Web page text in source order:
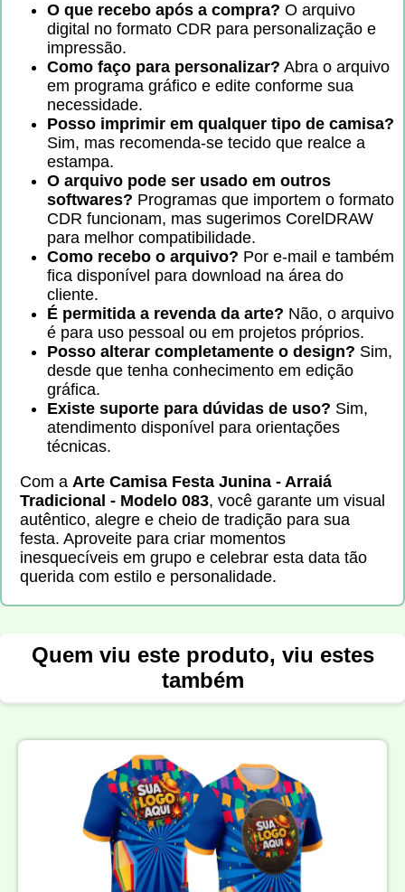
O que recebo após a compra? O arquivo
digital no formato CDR para personalização e
impressão.
Como faço para personalizar? Abra o arquivo
em programa gráfico e edite conforme sua
necessidade.
Posso imprimir em qualquer tipo de camisa?
Sim, mas recomenda-se tecido que realce a
estampa.
O arquivo pode ser usado em outros
softwares? Programas que importem o formato
CDR funcionam, mas sugerimos CorelDRAW
para melhor compatibilidade.
Como recebo o arquivo? Por e-mail e também
fica disponível para download na área do
cliente.
É permitida a revenda da arte? Não, o arquivo
é para uso pessoal ou em projetos próprios.
Posso alterar completamente o design? Sim,
desde que tenha conhecimento em edição
gráfica.
Existe suporte para dúvidas de uso? Sim,
atendimento disponível para orientações
técnicas.
Com a Arte Camisa Festa Junina - Arraiá
Tradicional - Modelo 083, você garante um visual
autêntico, alegre e cheio de tradição para sua
festa. Aproveite para criar momentos
inesquecíveis em grupo e celebrar esta data tão
querida com estilo e personalidade.
Quem viu este produto, viu estes
também